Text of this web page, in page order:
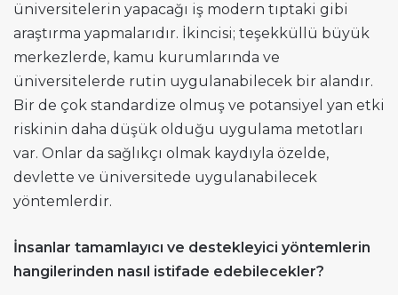
üniversitelerin yapacağı iş modern tıptaki gibi
araştırma yapmalarıdır. İkincisi; teşekküllü büyük
merkezlerde, kamu kurumlarında ve
üniversitelerde rutin uygulanabilecek bir alandır.
Bir de çok standardize olmuş ve potansiyel yan etki
riskinin daha düşük olduğu uygulama metotları
var. Onlar da sağlıkçı olmak kaydıyla özelde,
devlette ve üniversitede uygulanabilecek
yöntemlerdir.
İnsanlar tamamlayıcı ve destekleyici yöntemlerin
hangilerinden nasıl istifade edebilecekler?